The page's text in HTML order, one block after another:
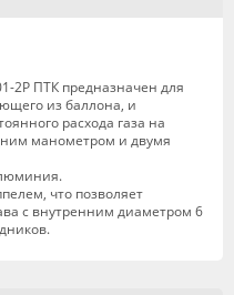
2Р ПТК предназначен для
из баллона, и
расхода газа на
манометром и двумя
что позволяет
с внутренним диаметром 6